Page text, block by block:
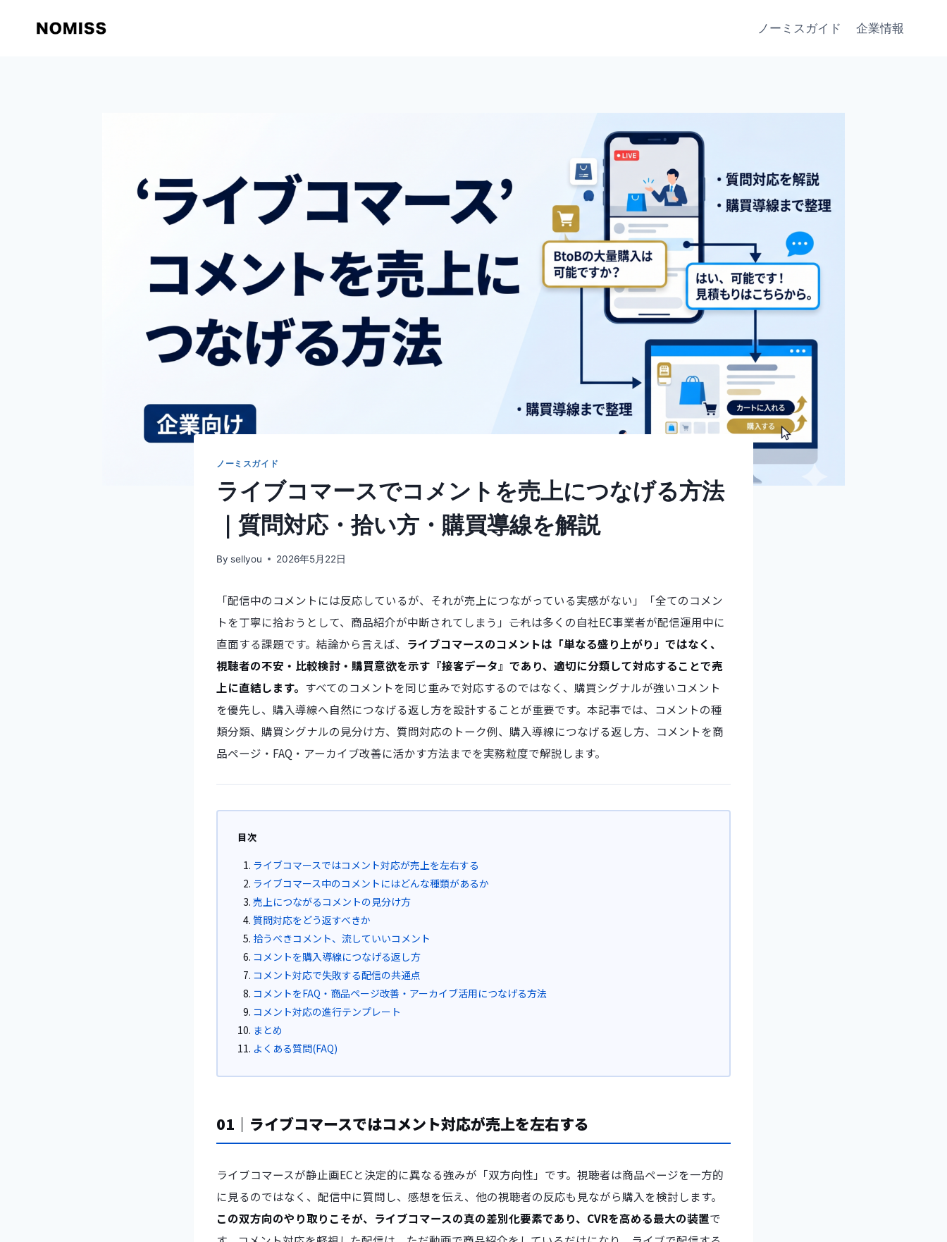
ノーミスガイド 企業情報
ノーミスガイド
ライブコマースでコメントを売上につなげる方法
｜質問対応・拾い方・購買導線を解説
By sellyou 2026年5月22日
「配信中のコメントには反応しているが、それが売上につながっている実感がない」「全てのコメン
トを丁寧に拾おうとして、商品紹介が中断されてしまう」――これは多くの自社EC事業者が配信運用中に
直面する課題です。結論から言えば、 ライブコマースのコメントは「単なる盛り上がり」ではなく、
視聴者の不安・比較検討・購買意欲を示す『接客データ』であり、適切に分類して対応することで売
上に直結します。 すべてのコメントを同じ重みで対応するのではなく、購買シグナルが強いコメント
を優先し、購入導線へ自然につなげる返し方を設計することが重要です。本記事では、コメントの種
類分類、購買シグナルの見分け方、質問対応のトーク例、購入導線につなげる返し方、コメントを商
品ページ・FAQ・アーカイブ改善に活かす方法までを実務粒度で解説します。
目次
ライブコマースではコメント対応が売上を左右する
ライブコマース中のコメントにはどんな種類があるか
売上につながるコメントの見分け方
質問対応をどう返すべきか
拾うべきコメント、流していいコメント
コメントを購入導線につなげる返し方
コメント対応で失敗する配信の共通点
コメントをFAQ・商品ページ改善・アーカイブ活用につなげる方法
コメント対応の進行テンプレート
まとめ
よくある質問(FAQ)
01｜ライブコマースではコメント対応が売上を左右する
ライブコマースが静止画ECと決定的に異なる強みが「双方向性」です。視聴者は商品ページを一方的
に見るのではなく、配信中に質問し、感想を伝え、他の視聴者の反応も見ながら購入を検討します。
この双方向のやり取りこそが、ライブコマースの真の差別化要素であり、CVRを高める最大の装置で